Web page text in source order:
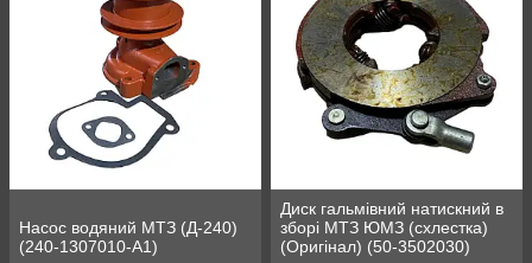
Насос водяний МТЗ (Д-240)
(240-1307010-А1)
Диск гальмівний натискний в
зборі МТЗ ЮМЗ (схлестка)
(Оригінал) (50-3502030)